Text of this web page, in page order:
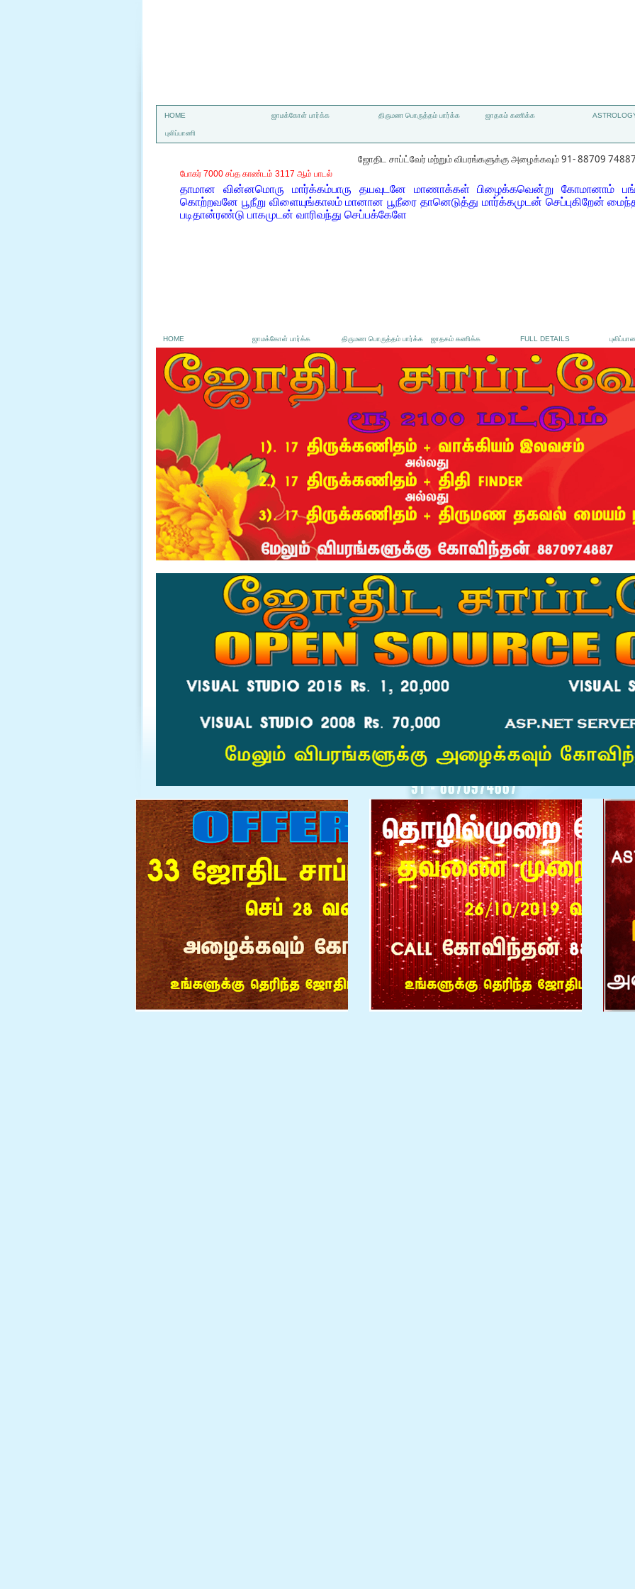
HOME ஜாமக்கோள் பார்க்க திருமண பொருத்தம் பார்க்க ஜாதகம் கணிக்க
புலிப்பாணி
ஜோதிட சாப்ட்வேர் மற்றும் விபரங்களுக்கு அழைக்கவும் 91- 88709
போகர் 7000 சப்த காண்டம் 3117 ஆம் பாடல்
தாமான வின்னமொரு மார்க்கம்பாரு தயவுடனே மாணாக்கள் பிழைக்கவென்று கோமானாம்
கொற்றவனே பூநீறு விளையுங்காலம் மானான பூநீரை தானெடுத்து மார்க்கமுடன் செப்புகிறேன்
படிதான்ரண்டு பாகமுடன் வாரிவந்து செப்பக்கேளே
HOME ஜாமக்கோள் பார்க்க திருமண பொருத்தம் பார்க்க ஜாதகம் கணிக்க FULL DETAILS